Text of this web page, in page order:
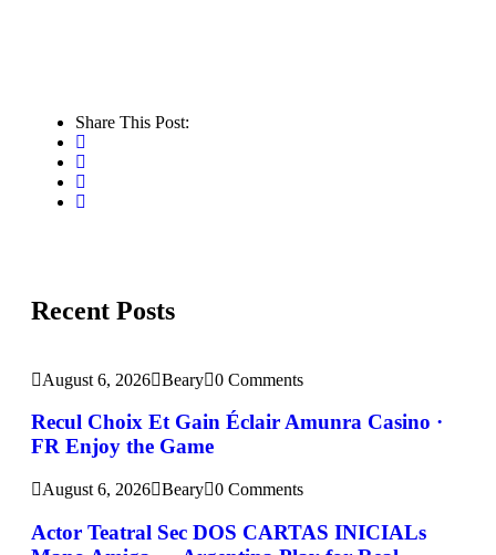
Share This Post:
Recent Posts
August 6, 2026 Beary 0 Comments
Recul Choix Et Gain Éclair Amunra Casino ·
FR Enjoy the Game
August 6, 2026 Beary 0 Comments
Actor Teatral Sec DOS CARTAS INICIALs